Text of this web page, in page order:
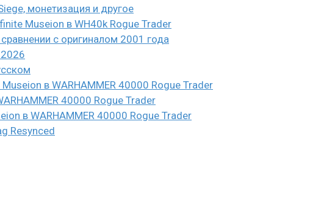
монетизация и другое
Museion в WH40k Rogue Trader
с оригиналом 2001 года
в WARHAMMER 40000 Rogue Trader
40000 Rogue Trader
в WARHAMMER 40000 Rogue Trader
Resynced